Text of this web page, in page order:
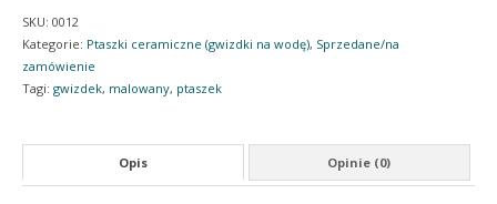
SKU: 0012
Kategorie: Ptaszki ceramiczne (gwizdki na wodę), Sprzedane/na
zamówienie
Tagi: gwizdek, malowany, ptaszek
Opis Opinie (0)